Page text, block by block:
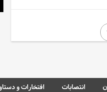
انتصابات افتخارات و